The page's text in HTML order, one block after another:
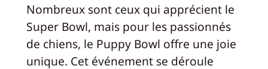
Nombreux sont ceux qui apprécient le
Super Bowl, mais pour les passionnés
de chiens, le Puppy Bowl offre une joie
unique. Cet événement se déroule